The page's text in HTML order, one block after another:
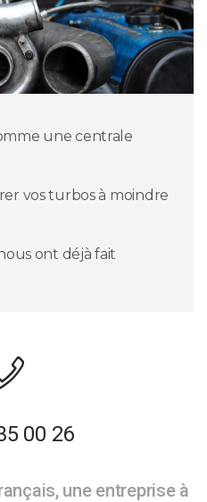
une centrale
vos turbos à moindre
ont déjà fait
00 26
une entreprise à